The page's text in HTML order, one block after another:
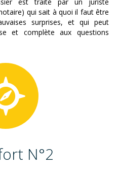
qui sait à quoi il faut être
surprises, et qui peut
et complète aux questions
N°2